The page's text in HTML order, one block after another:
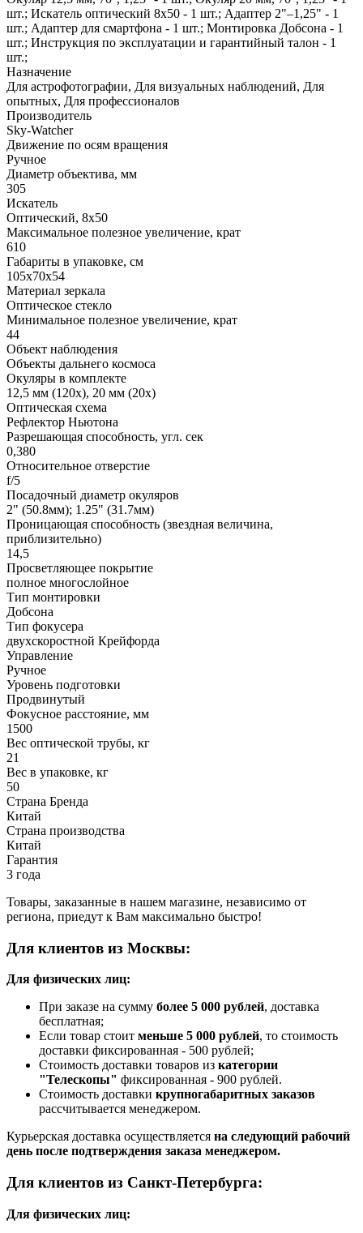
шт.; Искатель оптический 8x50 - 1 шт.; Адаптер 2"–1,25" - 1
шт.; Адаптер для смартфона - 1 шт.; Монтировка Добсона - 1
шт.; Инструкция по эксплуатации и гарантийный талон - 1
шт.;
Назначение
Для астрофотографии, Для визуальных наблюдений, Для
опытных, Для профессионалов
Производитель
Sky-Watcher
Движение по осям вращения
Ручное
Диаметр объектива, мм
305
Искатель
Оптический, 8x50
Максимальное полезное увеличение, крат
610
Габариты в упаковке, см
105х70х54
Материал зеркала
Оптическое стекло
Минимальное полезное увеличение, крат
44
Объект наблюдения
Объекты дальнего космоса
Окуляры в комплекте
12,5 мм (120x), 20 мм (20x)
Оптическая схема
Рефлектор Ньютона
Разрешающая способность, угл. cек
0,380
Относительное отверстие
f/5
Посадочный диаметр окуляров
2" (50.8мм); 1.25" (31.7мм)
Проницающая способность (звездная величина,
приблизительно)
14,5
Просветляющее покрытие
полное многослойное
Тип монтировки
Добсона
Тип фокусера
двухскоростной Крейфорда
Управление
Ручное
Уровень подготовки
Продвинутый
Фокусное расстояние, мм
1500
Вес оптической трубы, кг
21
Вес в упаковке, кг
50
Страна Бренда
Китай
Страна производства
Китай
Гарантия
3 года
Товары, заказанные в нашем магазине, независимо от
региона, приедут к Вам максимально быстро!
Для клиентов из Москвы:
Для физических лиц:
При заказе на сумму более 5 000 рублей, доставка
бесплатная;
Если товар стоит меньше 5 000 рублей, то стоимость
доставки фиксированная - 500 рублей;
Стоимость доставки товаров из категории
"Телескопы" фиксированная - 900 рублей.
Стоимость доставки крупногабаритных заказов
рассчитывается менеджером.
Курьерская доставка осуществляется на следующий рабочий
день после подтверждения заказа менеджером.
Для клиентов из Санкт-Петербурга:
Для физических лиц: